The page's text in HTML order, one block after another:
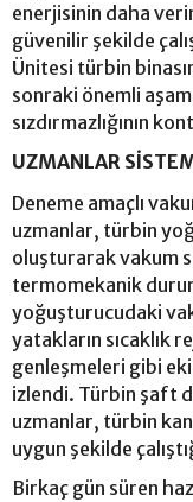
enerjisinin daha
güvenilir şekilde
Ünitesi türbin
sonraki önemli
sızdırmazlığının
UZMANLAR
Deneme amaçlı
uzmanlar, türbin
oluşturarak vakum
termomekanik
yoğuşturucudaki
yatakların sıcaklık
genleşmeleri gibi
izlendi. Türbin şaft
uzmanlar, türbin
uygun şekilde
Birkaç gün süren